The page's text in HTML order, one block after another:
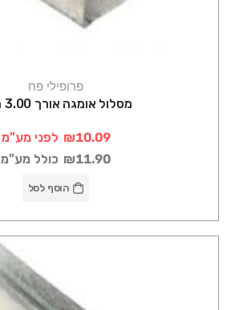
פרופילי פח
מסלול אומגה אורך 3.00 מטר
₪10.09 לפני מע"מ
₪11.90 כולל מע"מ
הוסף לסל